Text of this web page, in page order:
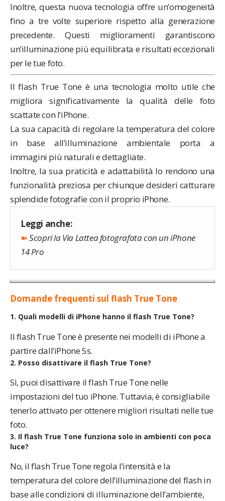
Inoltre, questa nuova tecnologia offre un’omogeneità
fino a tre volte superiore rispetto alla generazione
precedente. Questi miglioramenti garantiscono
un’illuminazione più equilibrata e risultati eccezionali
per le tue foto.
Il flash True Tone è una tecnologia molto utile che
migliora significativamente la qualità delle foto
scattate con l’iPhone.
La sua capacità di regolare la temperatura del colore
in base all’illuminazione ambientale porta a
immagini più naturali e dettagliate.
Inoltre, la sua praticità e adattabilità lo rendono una
funzionalità preziosa per chiunque desideri catturare
splendide fotografie con il proprio iPhone.
Leggi anche:
➽Scopri la Via Lattea fotografata con un iPhone
14 Pro
Domande frequenti sul flash True Tone
1. Quali modelli di iPhone hanno il flash True Tone?
Il flash True Tone è presente nei modelli di iPhone a
partire dall’iPhone 5s.
2. Posso disattivare il flash True Tone?
Sì, puoi disattivare il flash True Tone nelle
impostazioni del tuo iPhone. Tuttavia, è consigliabile
tenerlo attivato per ottenere migliori risultati nelle tue
foto.
3. Il flash True Tone funziona solo in ambienti con poca
luce?
No, il flash True Tone regola l’intensità e la
temperatura del colore dell’illuminazione del flash in
base alle condizioni di illuminazione dell’ambiente,